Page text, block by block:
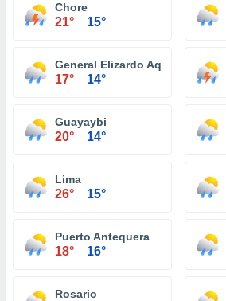
Chore
21° 15°
General Elizardo Aquino
17° 14°
Guayaybi
20° 14°
Lima
26° 15°
Puerto Antequera
18° 16°
Rosario